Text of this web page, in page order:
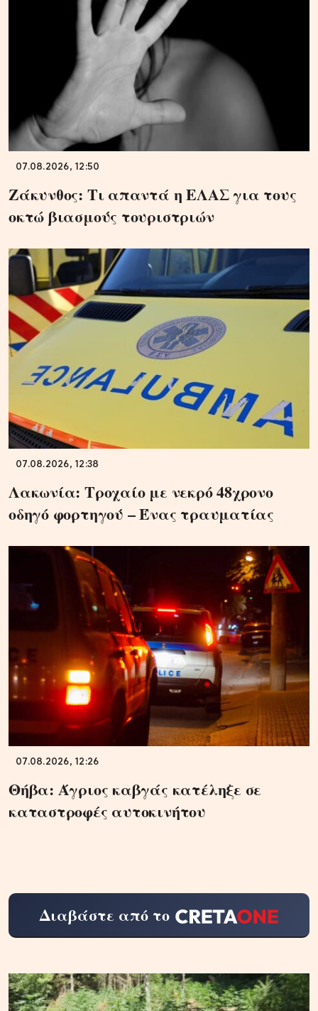
07.08.2026, 12:50
Ζάκυνθος: Τι απαντά η ΕΛΑΣ για τους
οκτώ βιασμούς τουριστριών
07.08.2026, 12:38
Λακωνία: Τροχαίο με νεκρό 48χρονο
οδηγό φορτηγού – Ένας τραυματίας
07.08.2026, 12:26
Θήβα: Άγριος καβγάς κατέληξε σε
καταστροφές αυτοκινήτου
Διαβάστε από το